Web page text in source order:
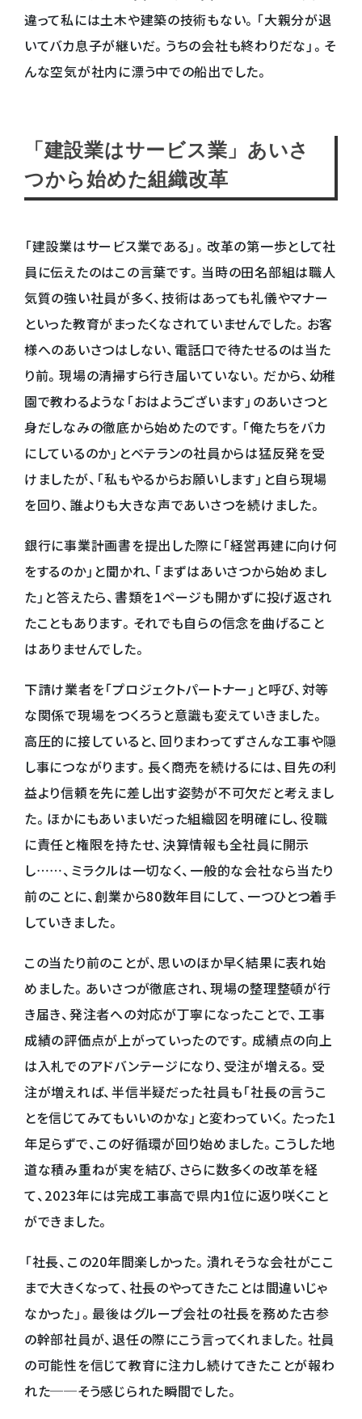
違って私には土木や建築の技術もない。「大親分が退
いてバカ息子が継いだ。うちの会社も終わりだな」。そ
んな空気が社内に漂う中での船出でした。
「建設業はサービス業」あいさ
つから始めた組織改革
「建設業はサービス業である」。改革の第一歩として社
員に伝えたのはこの言葉です。当時の田名部組は職人
気質の強い社員が多く、技術はあっても礼儀やマナー
といった教育がまったくなされていませんでした。お客
様へのあいさつはしない、電話口で待たせるのは当た
り前。現場の清掃すら行き届いていない。だから、幼稚
園で教わるような「おはようございます」のあいさつと
身だしなみの徹底から始めたのです。「俺たちをバカ
にしているのか」とベテランの社員からは猛反発を受
けましたが、「私もやるからお願いします」と自ら現場
を回り、誰よりも大きな声であいさつを続けました。
銀行に事業計画書を提出した際に「経営再建に向け何
をするのか」と聞かれ、「まずはあいさつから始めまし
た」と答えたら、書類を1ページも開かずに投げ返され
たこともあります。それでも自らの信念を曲げること
はありませんでした。
下請け業者を「プロジェクトパートナー」と呼び、対等
な関係で現場をつくろうと意識も変えていきました。
高圧的に接していると、回りまわってずさんな工事や隠
し事につながります。長く商売を続けるには、目先の利
益より信頼を先に差し出す姿勢が不可欠だと考えまし
た。ほかにもあいまいだった組織図を明確にし、役職
に責任と権限を持たせ、決算情報も全社員に開示
し……、ミラクルは一切なく、一般的な会社なら当たり
前のことに、創業から80数年目にして、一つひとつ着手
していきました。
この当たり前のことが、思いのほか早く結果に表れ始
めました。あいさつが徹底され、現場の整理整頓が行
き届き、発注者への対応が丁寧になったことで、工事
成績の評価点が上がっていったのです。成績点の向上
は入札でのアドバンテージになり、受注が増える。受
注が増えれば、半信半疑だった社員も「社長の言うこ
とを信じてみてもいいのかな」と変わっていく。たった1
年足らずで、この好循環が回り始めました。こうした地
道な積み重ねが実を結び、さらに数多くの改革を経
て、2023年には完成工事高で県内1位に返り咲くこと
ができました。
「社長、この20年間楽しかった。潰れそうな会社がここ
まで大きくなって、社長のやってきたことは間違いじゃ
なかった」。最後はグループ会社の社長を務めた古参
の幹部社員が、退任の際にこう言ってくれました。社員
の可能性を信じて教育に注力し続けてきたことが報わ
れた──そう感じられた瞬間でした。